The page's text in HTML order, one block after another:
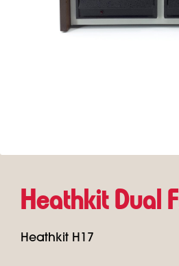
Heathkit Dual
Heathkit H17